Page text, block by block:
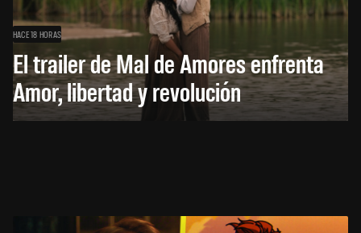
HACE 18 HORAS
El trailer de Mal de Amores enfrenta
Amor, libertad y revolución